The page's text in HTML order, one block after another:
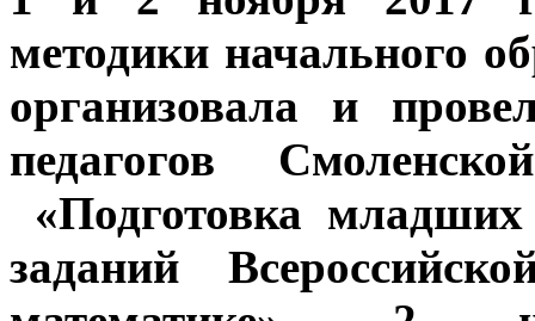
методики начального
организовала и
педагогов
«Подготовка
заданий